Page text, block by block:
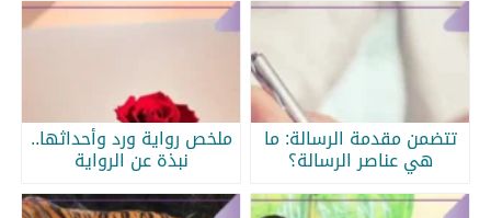
تتضمن مقدمة الرسالة: ما
هي عناصر الرسالة؟
ملخص رواية ورد وأحداثها..
نبذة عن الرواية